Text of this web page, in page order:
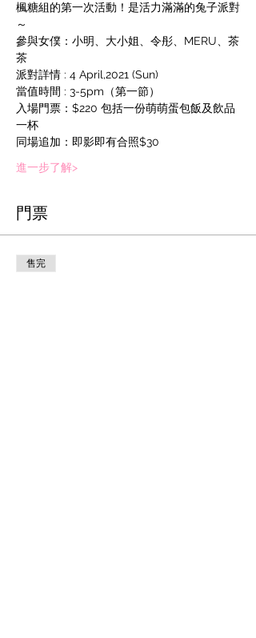
楓糖組的第一次活動！是活力滿滿的兔子派對
～
參與女僕：小明、大小姐、令彤、MERU、茶
茶
派對詳情 : 4 April,2021 (Sun)
當值時間 : 3-5pm（第一節）
入場門票：$220 包括一份萌萌蛋包飯及飲品
一杯
同場追加：即影即有合照$30
進一步了解>
門票
售完